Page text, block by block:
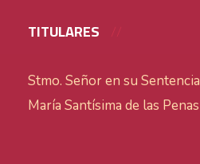
TITULARES
Stmo. Señor en su Sentencia
María Santísima de las Penas